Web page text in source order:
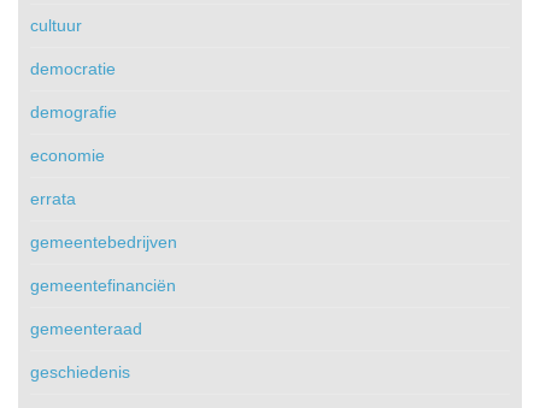
cultuur
democratie
demografie
economie
errata
gemeentebedrijven
gemeentefinanciën
gemeenteraad
geschiedenis